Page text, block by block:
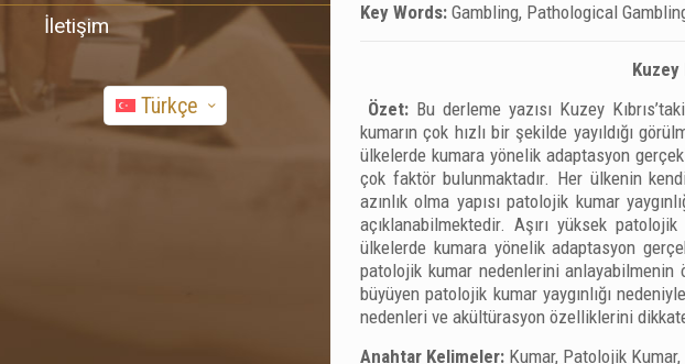
İletişim
Türkçe
Key Words: Gambling, Pathological
Kuzey
Özet: Bu derleme yazısı Kuzey
kumarın çok hızlı bir şekilde yayıldığı
ülkelerde kumara yönelik adaptasyon
çok faktör bulunmaktadır. Her ülkenin
azınlık olma yapısı patolojik kumar
açıklanabilmektedir. Aşırı yüksek
ülkelerde kumara yönelik adaptasyon
patolojik kumar nedenlerini anlayabilmenin
büyüyen patolojik kumar yaygınlığı
nedenleri ve akültürasyon özelliklerini
Anahtar Kelimeler: Kumar, Patolojik Kumar,